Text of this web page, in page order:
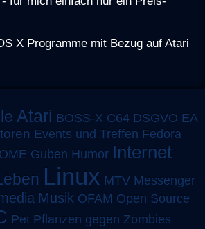
X Programme mit Bezug auf Atari
Atari BOSS-X C64 DSGVO EA
Events und Treffen Fedora
Guben Humor Internet
Linux MTV Messenger
Musik OFAM Open Source
Pet Pflanzen gegen Zombies